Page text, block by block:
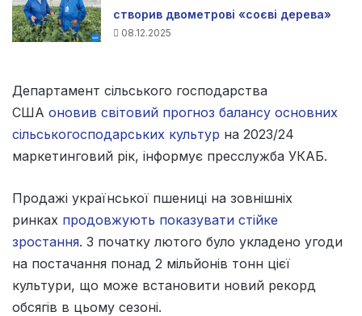
створив двометрові «соєві дерева»
08.12.2025
Департамент сільського господарства
США оновив світовий прогноз балансу основних
сільськогосподарських культур на 2023/24
маркетинговий рік, інформує пресслужба УКАБ.
Продажі української пшениці на зовнішніх
ринках продовжують показувати стійке
зростання. З початку лютого було укладено угоди
на постачання понад 2 мільйонів тонн цієї
культури, що може встановити новий рекорд
обсягів в цьому сезоні.